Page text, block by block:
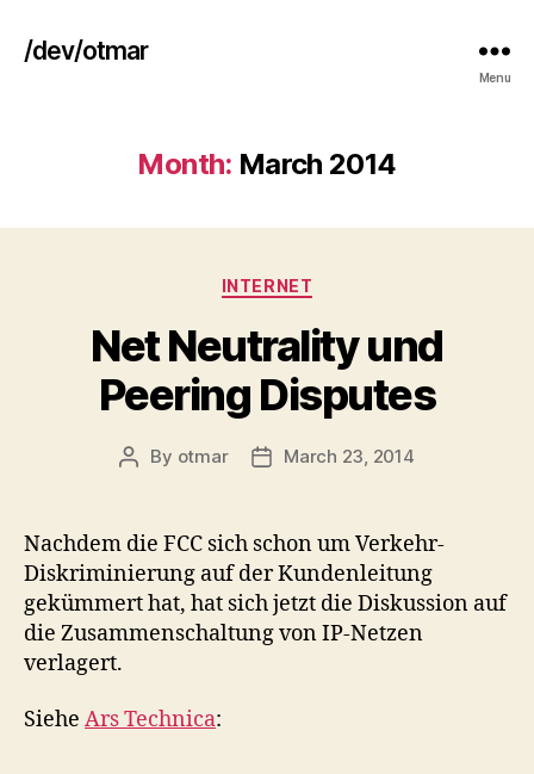
/dev/otmar
Menu
Month: March 2014
Categories
INTERNET
Net Neutrality und
Peering Disputes
Post
By otmar
PostMarch 23, 2014
Nachdem die FCC sich schon um Verkehr-
Diskriminierung auf der Kundenleitung
gekümmert hat, hat sich jetzt die Diskussion auf
die Zusammenschaltung von IP-Netzen
verlagert.
Siehe Ars Technica: